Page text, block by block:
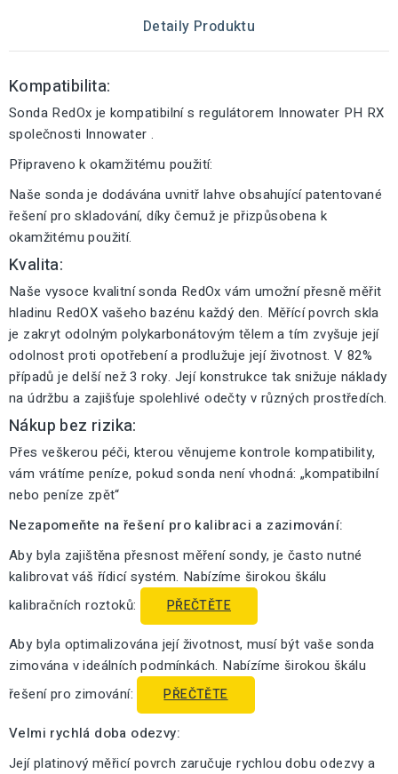
Detaily Produktu
Kompatibilita:
Sonda RedOx je kompatibilní s regulátorem Innowater PH RX
společnosti Innowater .
Připraveno k okamžitému použití:
Naše sonda je dodávána uvnitř lahve obsahující patentované
řešení pro skladování, díky čemuž je přizpůsobena k
okamžitému použití.
Kvalita:
Naše vysoce kvalitní sonda RedOx vám umožní přesně měřit
hladinu RedOX vašeho bazénu každý den. Měřící povrch skla
je zakryt odolným polykarbonátovým tělem a tím zvyšuje její
odolnost proti opotřebení a prodlužuje její životnost. V 82%
případů je delší než 3 roky. Její konstrukce tak snižuje náklady
na údržbu a zajišťuje spolehlivé odečty v různých prostředích.
Nákup bez rizika:
Přes veškerou péči, kterou věnujeme kontrole kompatibility,
vám vrátíme peníze, pokud sonda není vhodná: „kompatibilní
nebo peníze zpět“
Nezapomeňte na řešení pro kalibraci a zazimování:
Aby byla zajištěna přesnost měření sondy, je často nutné
kalibrovat váš řídicí systém. Nabízíme širokou škálu
kalibračních roztoků:
PŘEČTĚTE
Aby byla optimalizována její životnost, musí být vaše sonda
zimována v ideálních podmínkách. Nabízíme širokou škálu
řešení pro zimování:
PŘEČTĚTE
Velmi rychlá doba odezvy:
Její platinový měřicí povrch zaručuje rychlou dobu odezvy a